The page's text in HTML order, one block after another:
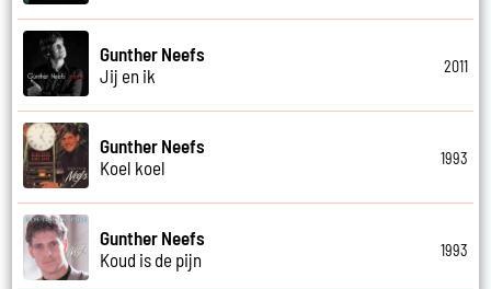
Gunther Neefs
Jij en ik
2011
Gunther Neefs
Koel koel
1993
Gunther Neefs
Koud is de pijn
1993